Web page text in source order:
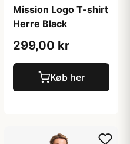
Mission Logo T-shirt
Herre Black
299,00 kr
Køb her